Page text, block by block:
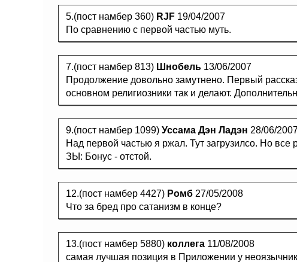
5.(пост намбер 360) RJF 19/04/2007
По сравнению с первой частью муть.
7.(пост намбер 813) Шнобель 13/06/2007
Продолжение довольно замутнено. Первый
основном религиозники так и делают.
9.(пост намбер 1099) Уссама Дэн Ладэн 28/06/
Над первой частью я ржал. Тут загрузилсо. Но все
ЗЫ: Бонус - отстой.
12.(пост намбер 4427) Ромб 27/05/2008
Что за бред про сатанизм в конце?
13.(пост намбер 5880) коллега 11/08/2008
самая лучшая позиция в Приложении у